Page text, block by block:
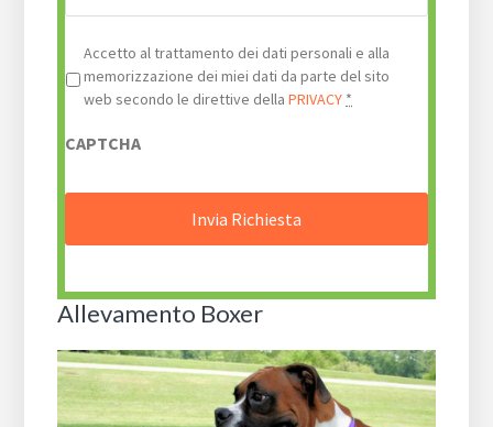
Privacy *
Accetto al trattamento dei dati personali e alla
memorizzazione dei miei dati da parte del sito
web secondo le direttive dellaPRIVACY *
CAPTCHA
Allevamento Boxer